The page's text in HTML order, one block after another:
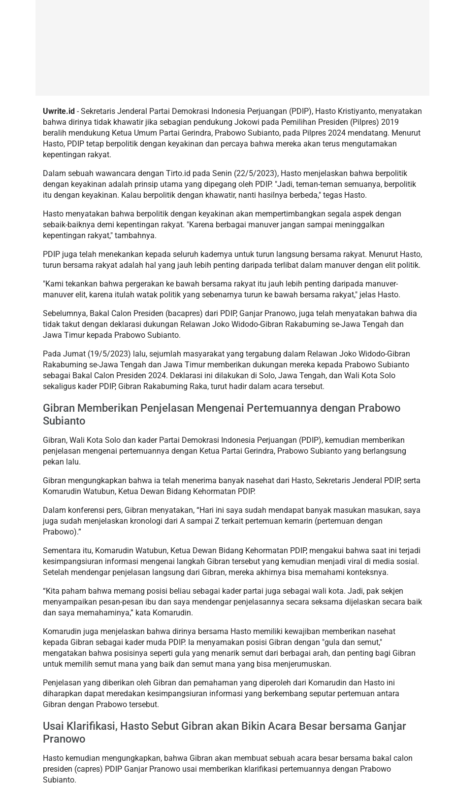
Uwrite.id - Sekretaris Jenderal Partai Demokrasi Indonesia Perjuangan (PDIP), Hasto Kristiyanto, menyatakan
bahwa dirinya tidak khawatir jika sebagian pendukung Jokowi pada Pemilihan Presiden (Pilpres) 2019
beralih mendukung Ketua Umum Partai Gerindra, Prabowo Subianto, pada Pilpres 2024 mendatang. Menurut
Hasto, PDIP tetap berpolitik dengan keyakinan dan percaya bahwa mereka akan terus mengutamakan
kepentingan rakyat.
Dalam sebuah wawancara dengan Tirto.id pada Senin (22/5/2023), Hasto menjelaskan bahwa berpolitik
dengan keyakinan adalah prinsip utama yang dipegang oleh PDIP. "Jadi, teman-teman semuanya, berpolitik
itu dengan keyakinan. Kalau berpolitik dengan khawatir, nanti hasilnya berbeda," tegas Hasto.
Hasto menyatakan bahwa berpolitik dengan keyakinan akan mempertimbangkan segala aspek dengan
sebaik-baiknya demi kepentingan rakyat. "Karena berbagai manuver jangan sampai meninggalkan
kepentingan rakyat," tambahnya.
PDIP juga telah menekankan kepada seluruh kadernya untuk turun langsung bersama rakyat. Menurut Hasto,
turun bersama rakyat adalah hal yang jauh lebih penting daripada terlibat dalam manuver dengan elit politik.
"Kami tekankan bahwa pergerakan ke bawah bersama rakyat itu jauh lebih penting daripada manuver-
manuver elit, karena itulah watak politik yang sebenarnya turun ke bawah bersama rakyat," jelas Hasto.
Sebelumnya, Bakal Calon Presiden (bacapres) dari PDIP, Ganjar Pranowo, juga telah menyatakan bahwa dia
tidak takut dengan deklarasi dukungan Relawan Joko Widodo-Gibran Rakabuming se-Jawa Tengah dan
Jawa Timur kepada Prabowo Subianto.
Pada Jumat (19/5/2023) lalu, sejumlah masyarakat yang tergabung dalam Relawan Joko Widodo-Gibran
Rakabuming se-Jawa Tengah dan Jawa Timur memberikan dukungan mereka kepada Prabowo Subianto
sebagai Bakal Calon Presiden 2024. Deklarasi ini dilakukan di Solo, Jawa Tengah, dan Wali Kota Solo
sekaligus kader PDIP, Gibran Rakabuming Raka, turut hadir dalam acara tersebut.
Gibran Memberikan Penjelasan Mengenai Pertemuannya dengan Prabowo
Subianto
Gibran, Wali Kota Solo dan kader Partai Demokrasi Indonesia Perjuangan (PDIP), kemudian memberikan
penjelasan mengenai pertemuannya dengan Ketua Partai Gerindra, Prabowo Subianto yang berlangsung
pekan lalu.
Gibran mengungkapkan bahwa ia telah menerima banyak nasehat dari Hasto, Sekretaris Jenderal PDIP, serta
Komarudin Watubun, Ketua Dewan Bidang Kehormatan PDIP.
Dalam konferensi pers, Gibran menyatakan, “Hari ini saya sudah mendapat banyak masukan masukan, saya
juga sudah menjelaskan kronologi dari A sampai Z terkait pertemuan kemarin (pertemuan dengan
Prabowo).”
Sementara itu, Komarudin Watubun, Ketua Dewan Bidang Kehormatan PDIP, mengakui bahwa saat ini terjadi
kesimpangsiuran informasi mengenai langkah Gibran tersebut yang kemudian menjadi viral di media sosial.
Setelah mendengar penjelasan langsung dari Gibran, mereka akhirnya bisa memahami konteksnya.
“Kita paham bahwa memang posisi beliau sebagai kader partai juga sebagai wali kota. Jadi, pak sekjen
menyampaikan pesan-pesan ibu dan saya mendengar penjelasannya secara seksama dijelaskan secara baik
dan saya memahaminya,” kata Komarudin.
Komarudin juga menjelaskan bahwa dirinya bersama Hasto memiliki kewajiban memberikan nasehat
kepada Gibran sebagai kader muda PDIP. Ia menyamakan posisi Gibran dengan "gula dan semut,"
mengatakan bahwa posisinya seperti gula yang menarik semut dari berbagai arah, dan penting bagi Gibran
untuk memilih semut mana yang baik dan semut mana yang bisa menjerumuskan.
Penjelasan yang diberikan oleh Gibran dan pemahaman yang diperoleh dari Komarudin dan Hasto ini
diharapkan dapat meredakan kesimpangsiuran informasi yang berkembang seputar pertemuan antara
Gibran dengan Prabowo tersebut.
Usai Klarifikasi, Hasto Sebut Gibran akan Bikin Acara Besar bersama Ganjar
Pranowo
Hasto kemudian mengungkapkan, bahwa Gibran akan membuat sebuah acara besar bersama bakal calon
presiden (capres) PDIP Ganjar Pranowo usai memberikan klarifikasi pertemuannya dengan Prabowo
Subianto.